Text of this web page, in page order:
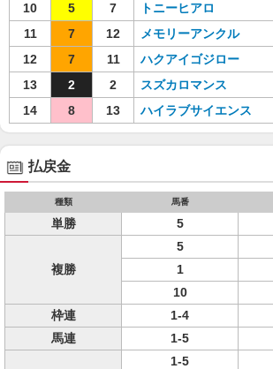
10
5 7 トニーヒアロ
11
7 12 メモリーアンクル
12
7 11 ハクアイゴジロー
13
2 2 スズカロマンス
14
8 13 ハイラブサイエンス
払戻金
種類 馬番
単勝 5
複勝
5
1
10
枠連
1-4
馬連
1-5
1-5